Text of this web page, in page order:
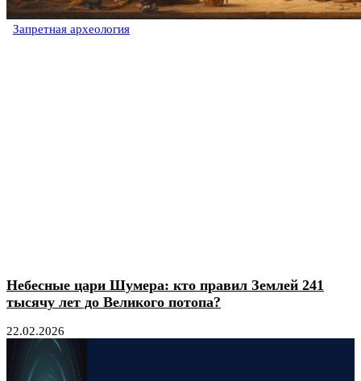
Запретная археология
Небесные цари Шумера: кто правил Землей 241
тысячу лет до Великого потопа?
22.02.2026